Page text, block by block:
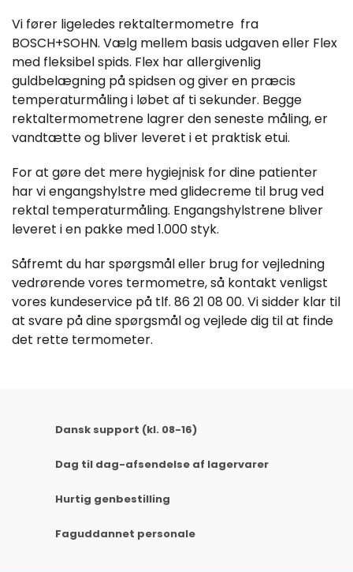
Vi fører ligeledes rektaltermometre fra
BOSCH+SOHN. Vælg mellem basis udgaven eller Flex
med fleksibel spids. Flex har allergivenlig
guldbelægning på spidsen og giver en præcis
temperaturmåling i løbet af ti sekunder. Begge
rektaltermometrene lagrer den seneste måling, er
vandtætte og bliver leveret i et praktisk etui.
For at gøre det mere hygiejnisk for dine patienter
har vi engangshylstre med glidecreme til brug ved
rektal temperaturmåling. Engangshylstrene bliver
leveret i en pakke med 1.000 styk.
Såfremt du har spørgsmål eller brug for vejledning
vedrørende vores termometre, så kontakt venligst
vores kundeservice på tlf. 86 21 08 00. Vi sidder klar til
at svare på dine spørgsmål og vejlede dig til at finde
det rette termometer.
Dansk support (kl. 08-16)
Dag til dag-afsendelse af lagervarer
Hurtig genbestilling
Faguddannet personale